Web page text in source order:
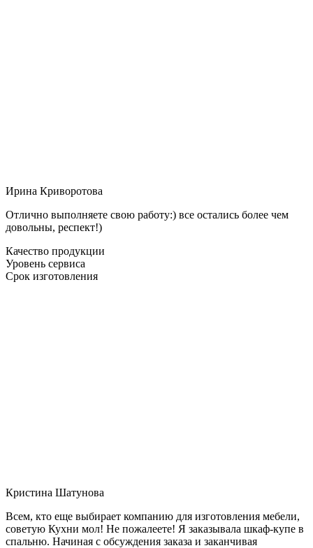
Ирина Криворотова
Отлично выполняете свою работу:) все остались более чем
довольны, респект!)
Качество продукции
Уровень сервиса
Срок изготовления
Кристина Шатунова
Всем, кто еще выбирает компанию для изготовления мебели,
советую Кухни мол! Не пожалеете! Я заказывала шкаф-купе в
спальню. Начиная с обсуждения заказа и заканчивая